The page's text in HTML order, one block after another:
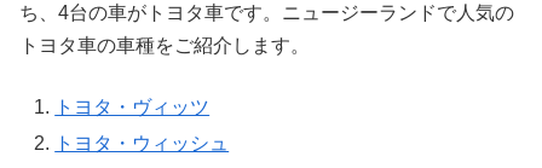
ち、4台の車がトヨタ車です。ニュージーランドで人気の
トヨタ車の車種をご紹介します。
トヨタ・ヴィッツ
トヨタ・ウィッシュ